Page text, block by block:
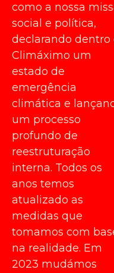
como a nossa
social e política,
declarando dentro
Climáximo um
estado de
emergência
climática e
um processo
profundo de
reestruturação
interna. Todos os
anos temos
atualizado as
medidas que
tomamos com
na realidade. Em
2023 mudámos